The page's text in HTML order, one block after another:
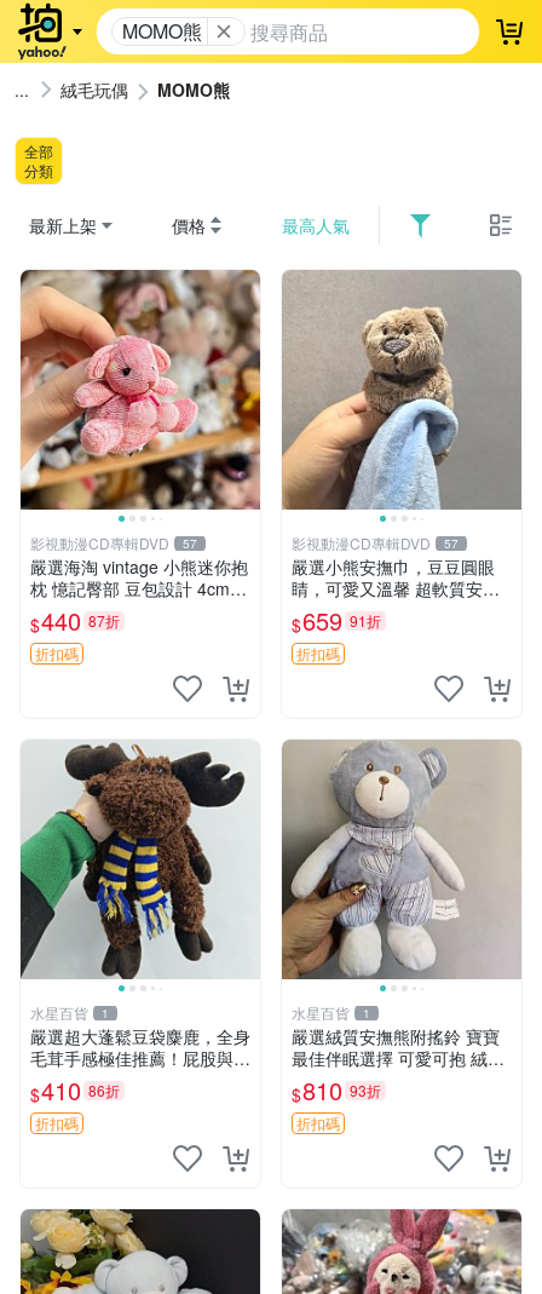
MOMO熊 登
絨毛玩偶 MOMO熊
全部
分類
最新上架 價格 最高人氣
影視動漫CD專輯DVD 57
嚴選海淘 vintage 小熊迷你抱
枕 憶記臀部 豆包設計 4cm
高 推薦收藏 迷你豆包小熊、
高臀部、豆袋抱枕
$440 87折
折扣碼
影視動漫CD專輯DVD 57
嚴選小熊安撫巾，豆豆圓眼
睛，可愛又溫馨 超軟質安撫
巾，豆豆設計，哄睡好幫手
約克豆豆眼安撫巾 數碼豆豆
眼
$659 91折
折扣碼
水星百貨 1
嚴選超大蓬鬆豆袋麋鹿，全身
毛茸手感極佳推薦！屁股與四
肢填充均勻，適合收藏與孩童
共賞。 麋鹿 豆袋 毛茸玩具
$410 86折
折扣碼
水星百貨 1
嚴選絨質安撫熊附搖鈴 寶寶
最佳伴眠選擇 可愛可抱 絨毛
玩具 安撫熊 嬰兒用
$810 93折
折扣碼